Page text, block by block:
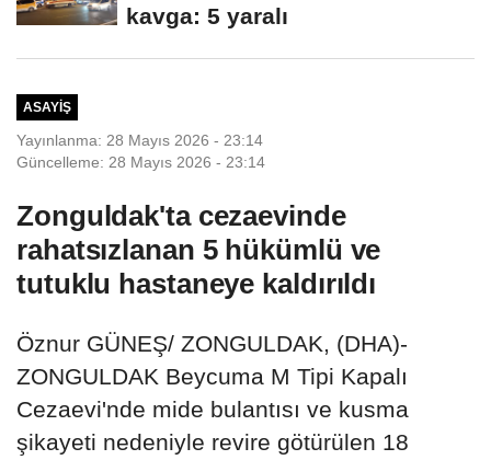
kavga: 5 yaralı
ASAYIŞ
Yayınlanma: 28 Mayıs 2026 - 23:14
Güncelleme: 28 Mayıs 2026 - 23:14
Zonguldak'ta cezaevinde
rahatsızlanan 5 hükümlü ve
tutuklu hastaneye kaldırıldı
Öznur GÜNEŞ/ ZONGULDAK, (DHA)-
ZONGULDAK Beycuma M Tipi Kapalı
Cezaevi'nde mide bulantısı ve kusma
şikayeti nedeniyle revire götürülen 18